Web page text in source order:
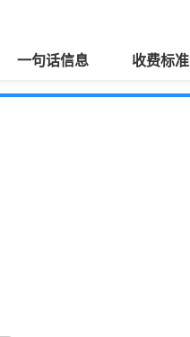
一句话信息 收费标准